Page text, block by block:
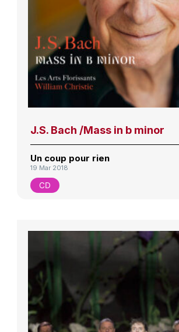
J.S. Bach /Mass in b minor
Un coup pour rien
19 Mar 2018
CD